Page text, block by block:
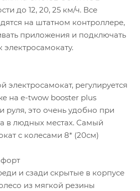
до 12, 20, 25 км/ч. Все
на штатном контроллере,
приложения и подключать
электросамокату.
электросамокат, регулируется
на e-twow booster plus
руля, это очень удобно при
в людных местах. Самый
с колесами 8* (20см)
и сзади скрытые в корпусе
из мягкой резины